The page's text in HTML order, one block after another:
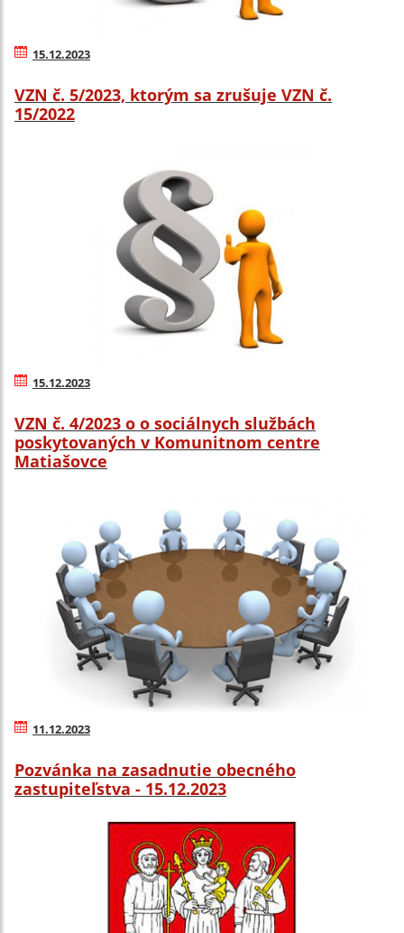
15.12.2023
VZN č. 5/2023, ktorým sa zrušuje VZN č.
15/2022
15.12.2023
VZN č. 4/2023 o o sociálnych službách
poskytovaných v Komunitnom centre
Matiašovce
11.12.2023
Pozvánka na zasadnutie obecného
zastupiteľstva - 15.12.2023